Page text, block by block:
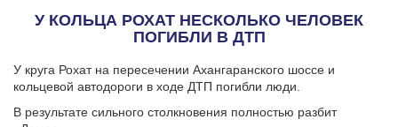
У КОЛЬЦА РОХАТ НЕСКОЛЬКО ЧЕЛОВЕК
ПОГИБЛИ В ДТП
У круга Рохат на пересечении Ахангаранского шоссе и
кольцевой автодороги в ходе ДТП погибли люди.
В результате сильного столкновения полностью разбит